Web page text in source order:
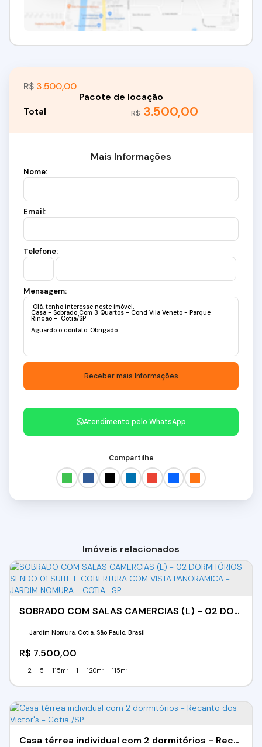
R$ 3.500,00
R$ 3.500,00
Mais Informações
Nome:
Email:
Telefone:
Mensagem:
Atendimento pelo WhatsApp
Compartilhe
Imóveis relacionados
SOBRADO COM SALAS CAMERCIAS (L) - 02 DORMITÓRIOS SENDO 01 SUITE E COBERTURA COM VISTA PANORAMICA - JARDIM NOMURA - COTIA -SP
R$ 7.500,00
Jardim Nomura, Cotia, São Paulo, Brasil
2 5 115m² 1 120m² 115m²
Casa térrea individual com 2 dormitórios - Recanto dos Victor's - Cotia /SP